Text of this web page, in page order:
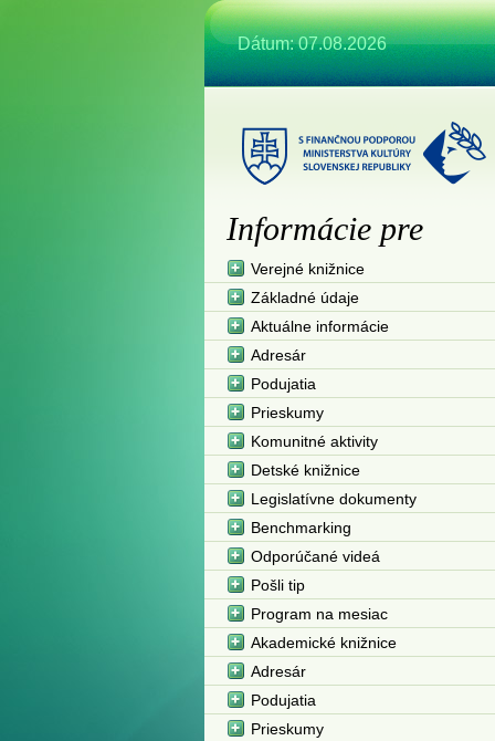
Dátum: 07.08.2026
Informácie pre
Verejné knižnice
Základné údaje
Aktuálne informácie
Adresár
Podujatia
Prieskumy
Komunitné aktivity
Detské knižnice
Legislatívne dokumenty
Benchmarking
Odporúčané videá
Pošli tip
Program na mesiac
Akademické knižnice
Adresár
Podujatia
Prieskumy